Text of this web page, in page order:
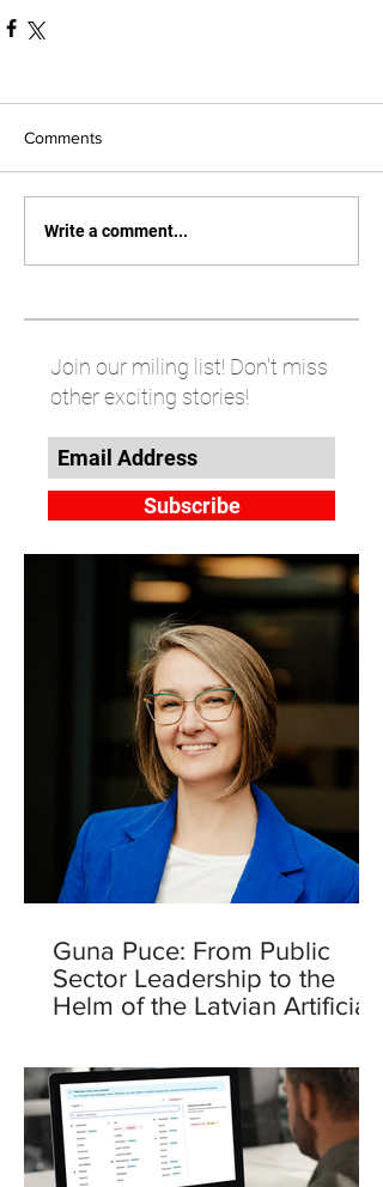
Comments
Write a comment...
Join our miling list! Don't miss
other exciting stories!
Subscribe
Guna Puce: From Public
Sector Leadership to the
Helm of the Latvian Artificial